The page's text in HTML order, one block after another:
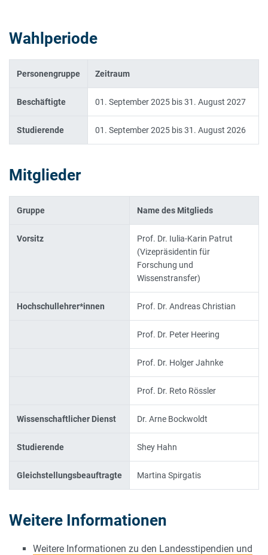
Wahlperiode
Personengruppe Zeitraum
Beschäftigte 01. September 2025 bis 31. August 2027
Studierende 01. September 2025 bis 31. August 2026
Mitglieder
Gruppe Name des Mitglieds
Vorsitz
Prof. Dr. Iulia-Karin Patrut
(Vizepräsidentin für
Forschung und
Wissenstransfer)
Hochschullehrer*innen Prof. Dr. Andreas Christian
Prof. Dr. Peter Heering
Prof. Dr. Holger Jahnke
Prof. Dr. Reto Rössler
Wissenschaftlicher Dienst Dr. Arne Bockwoldt
Studierende Shey Hahn
Gleichstellungsbeauftragte Martina Spirgatis
Weitere Informationen
Weitere Informationen zu den Landesstipendien und